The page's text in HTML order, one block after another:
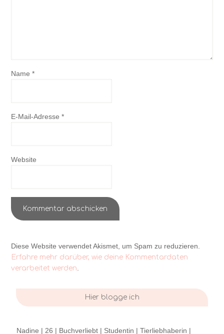
Name*
E-Mail-Adresse*
Website
Diese Website verwendet Akismet, um Spam zu reduzieren.
Erfahre mehr darüber, wie deine Kommentardaten
verarbeitet werden
Hier blogge ich
Nadine | 26 | Buchverliebt | Studentin | Tierliebhaberin |